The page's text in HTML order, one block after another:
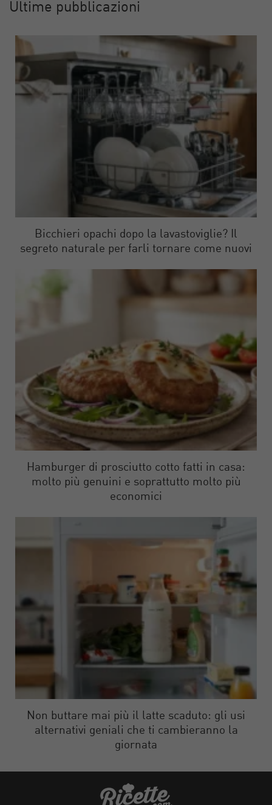
Ultime pubblicazioni
Bicchieri opachi dopo la lavastoviglie? Il
segreto naturale per farli tornare come nuovi
Hamburger di prosciutto cotto fatti in casa:
molto più genuini e soprattutto molto più
economici
Non buttare mai più il latte scaduto: gli usi
alternativi geniali che ti cambieranno la
giornata